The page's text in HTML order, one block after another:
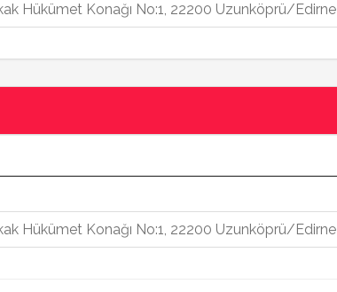
Hükümet Konağı No:1, 22200 Uzunköprü/Edirne
Hükümet Konağı No:1, 22200 Uzunköprü/Edirne